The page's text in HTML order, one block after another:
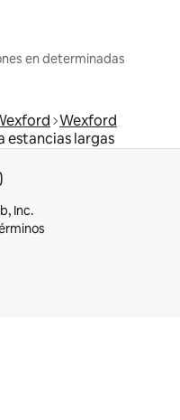
en determinadas
Wexford
estancias largas
Inc.